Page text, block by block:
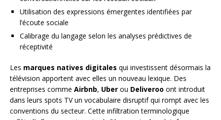
Utilisation des expressions émergentes identifiées par
l’écoute sociale
Calibrage du langage selon les analyses prédictives de
réceptivité
Les marques natives digitales qui investissent désormais la
télévision apportent avec elles un nouveau lexique. Des
entreprises comme Airbnb, Uber ou Deliveroo ont introduit
dans leurs spots TV un vocabulaire disruptif qui rompt avec les
conventions du secteur. Cette infiltration terminologique